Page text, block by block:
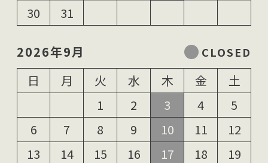
30
31
2026年9月
日
月 火 水 木 金
土
1
2 3 4
5
6
7 8 9 10 11
12
13
14 15 16 17 18
19